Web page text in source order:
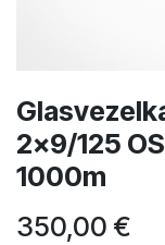
2x9/125
1000m
350,00 €